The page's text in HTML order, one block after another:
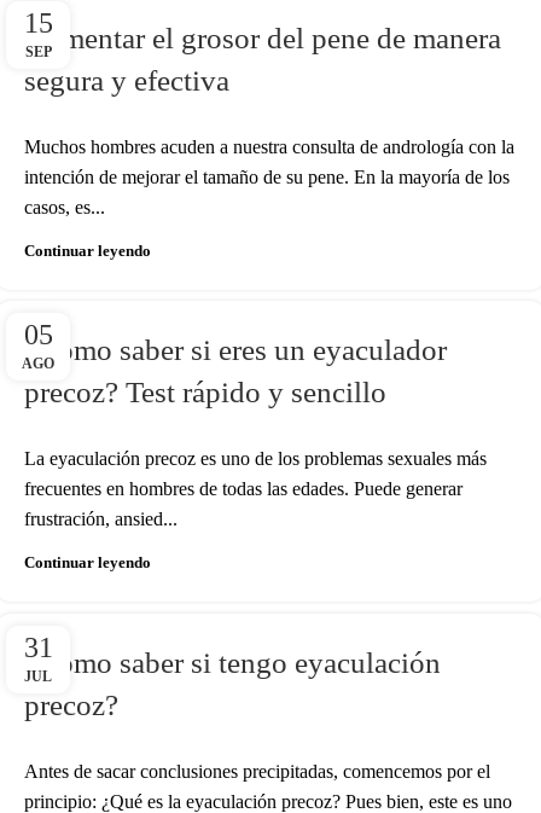
15
SEP
Aumentar el grosor del pene de manera
segura y efectiva
Muchos hombres acuden a nuestra consulta de andrología con la
intención de mejorar el tamaño de su pene. En la mayoría de los
casos, es...
Continuar leyendo
05
AGO
¿Cómo saber si eres un eyaculador
precoz? Test rápido y sencillo
La eyaculación precoz es uno de los problemas sexuales más
frecuentes en hombres de todas las edades. Puede generar
frustración, ansied...
Continuar leyendo
31
JUL
¿Cómo saber si tengo eyaculación
precoz?
Antes de sacar conclusiones precipitadas, comencemos por el
principio: ¿Qué es la eyaculación precoz? Pues bien, este es uno